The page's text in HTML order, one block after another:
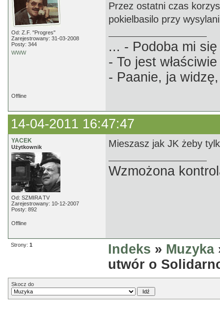
Od: Z.F. "Progres"
Zarejestrowany: 31-03-2008
Posty: 344
WWW
Przez ostatni czas
pokielbasilo przy
... - Podoba mi
- To jest
- Paanie, ja
Offline
14-04-2011 16:47:47
YACEK
Użytkownik
Od: SZMIRA TV
Zarejestrowany: 10-12-2007
Posty: 892
Mieszasz jak JK żeby
Wzmożona
Offline
Strony: 1 Indeks » Muzyka
utwór o
Skocz do